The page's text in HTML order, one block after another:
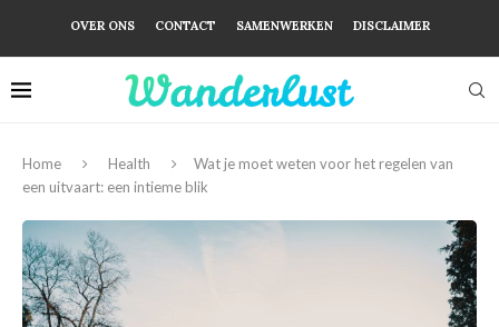
OVER ONS CONTACT SAMENWERKEN DISCLAIMER
Home Health
Wat je moet weten voor het regelen van
een uitvaart: een intieme blik